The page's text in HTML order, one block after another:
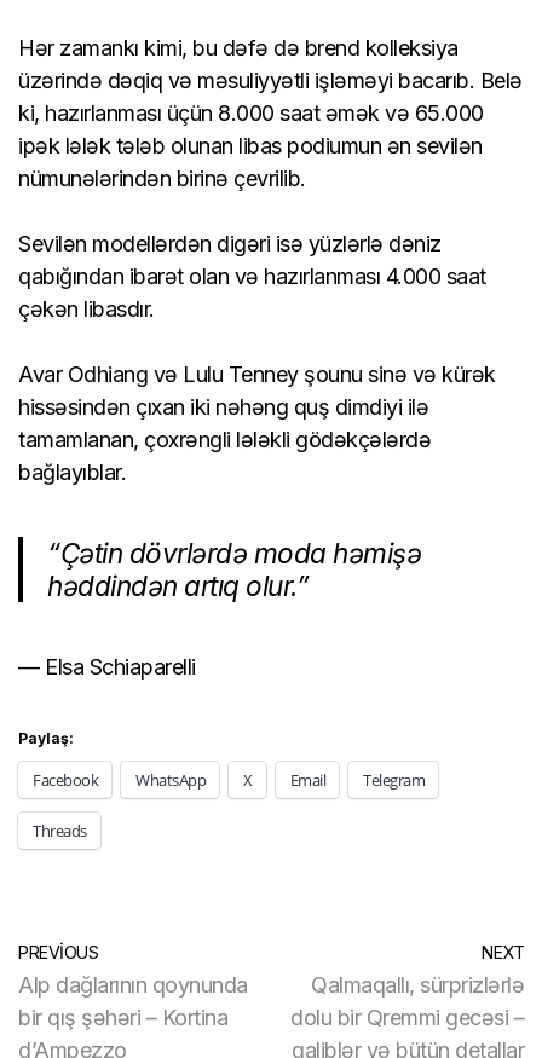
Hər zamankı kimi, bu dəfə də brend kolleksiya
üzərində dəqiq və məsuliyyətli işləməyi bacarıb. Belə
ki, hazırlanması üçün 8.000 saat əmək və 65.000
ipək lələk tələb olunan libas podiumun ən sevilən
nümunələrindən birinə çevrilib.
Sevilən modellərdən digəri isə yüzlərlə dəniz
qabığından ibarət olan və hazırlanması 4.000 saat
çəkən libasdır.
Avar Odhiang və Lulu Tenney şounu sinə və kürək
hissəsindən çıxan iki nəhəng quş dimdiyi ilə
tamamlanan, çoxrəngli lələkli gödəkçələrdə
bağlayıblar.
“Çətin dövrlərdə moda həmişə
həddindən artıq olur.”
— Elsa Schiaparelli
Paylaş:
Facebook WhatsApp X Email Telegram
Threads
PREVIOUS
Alp dağlarının qoynunda
bir qış şəhəri – Kortina
d’Ampezzo
NEXT
Qalmaqallı, sürprizlərlə
dolu bir Qremmi gecəsi –
qaliblər və bütün detallar